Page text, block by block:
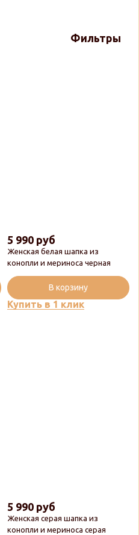
Фильтры
Женская белая шапка из
конопли и мериноса черная
5 990 руб
Купить в 1 клик
В корзину
Женская серая шапка из
конопли и мериноса серая
5 990 руб